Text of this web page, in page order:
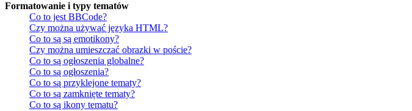
Formatowanie i typy tematów
Co to jest BBCode?
Czy można używać języka HTML?
Co to są są emotikony?
Czy można umieszczać obrazki w poście?
Co to są ogłoszenia globalne?
Co to są ogłoszenia?
Co to są przyklejone tematy?
Co to są zamknięte tematy?
Co to są ikony tematu?